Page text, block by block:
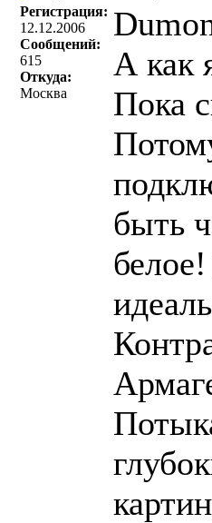
Регистрация:
12.12.2006
Сообщений:
615
Откуда:
Москва
А как
Пока
быть